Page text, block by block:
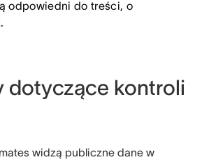
odpowiedni do treści, o
dotyczące kontroli
widzą publiczne dane w